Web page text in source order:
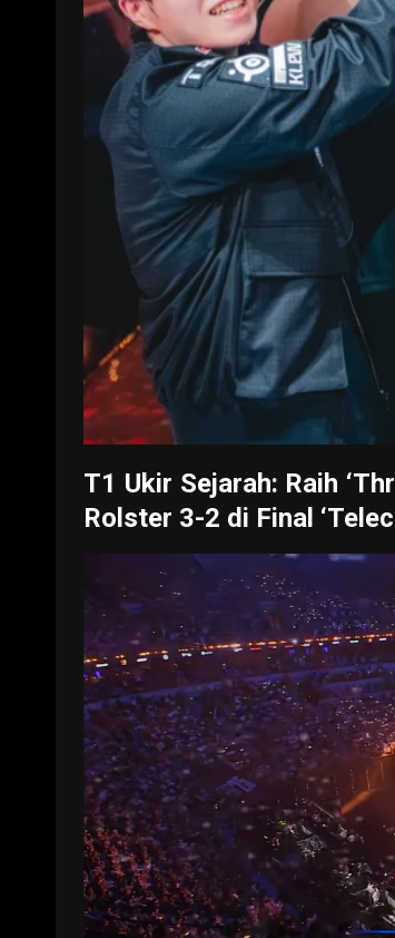
T1 Ukir Sejarah: Raih
Rolster 3-2 di Final